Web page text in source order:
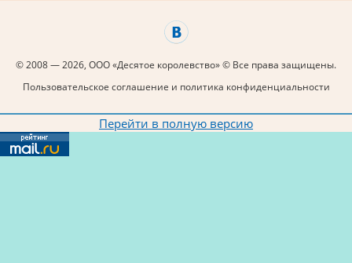
© 2008 — 2026, ООО «Десятое королевство» © Все права защищены.
Пользовательское соглашение и политика конфиденциальности
Перейти в полную версию